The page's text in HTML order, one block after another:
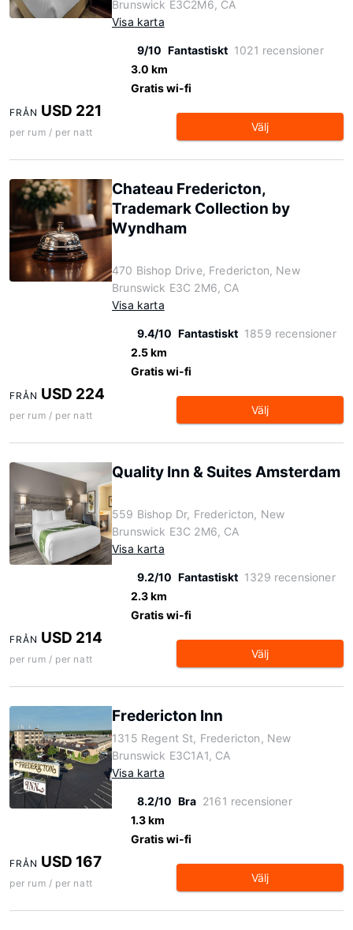
Brunswick E3C2M6, CA
Visa karta
9/10 Fantastiskt 1021 recensioner
3.0 km
Gratis wi-fi
FRÅN USD 221
per rum / per natt Välj
Chateau Fredericton,
Trademark Collection by
Wyndham
470 Bishop Drive, Fredericton, New
Brunswick E3C 2M6, CA
Visa karta
9.4/10 Fantastiskt 1859 recensioner
2.5 km
Gratis wi-fi
FRÅN USD 224
per rum / per natt Välj
Quality Inn & Suites Amsterdam
559 Bishop Dr, Fredericton, New
Brunswick E3C 2M6, CA
Visa karta
9.2/10 Fantastiskt 1329 recensioner
2.3 km
Gratis wi-fi
FRÅN USD 214
per rum / per natt Välj
Fredericton Inn
1315 Regent St, Fredericton, New
Brunswick E3C1A1, CA
Visa karta
8.2/10 Bra 2161 recensioner
1.3 km
Gratis wi-fi
FRÅN USD 167
per rum / per natt Välj